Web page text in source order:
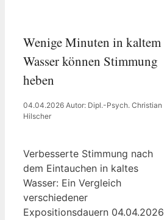
Wenige Minuten in kaltem
Wasser können Stimmung
heben
04.04.2026 Autor: Dipl.-Psych. Christian
Hilscher
Verbesserte Stimmung nach
dem Eintauchen in kaltes
Wasser: Ein Vergleich
verschiedener
Expositionsdauern 04.04.2026